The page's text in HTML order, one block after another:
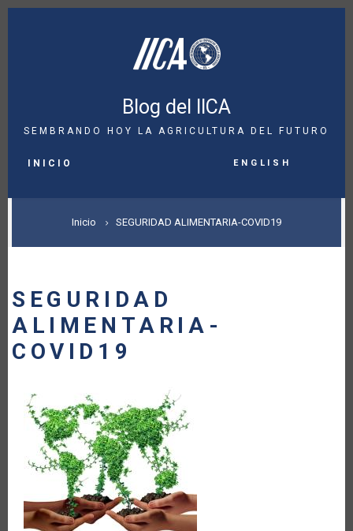
Pasar
Blog del IICA
SEMBRANDO HOY LA AGRICULTURA DEL FUTURO
NAVIGATION
INICIO English
SOBRESCRIBIR
ENLACES
AYUDA
A
NAVEGACIÓN
Inicio SEGURIDAD ALIMENTARIA-COVID19
SEGURIDAD
ALIMENTARIA-
COVID19